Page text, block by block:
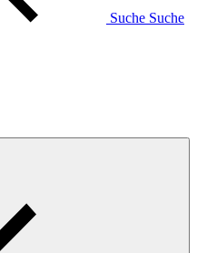
Suche Suche